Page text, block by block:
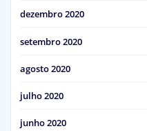
dezembro 2020
setembro 2020
agosto 2020
julho 2020
junho 2020